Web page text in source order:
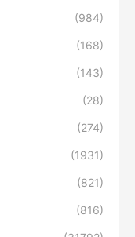
(984)
(168)
(143)
(28)
(274)
(1931)
(821)
(816)